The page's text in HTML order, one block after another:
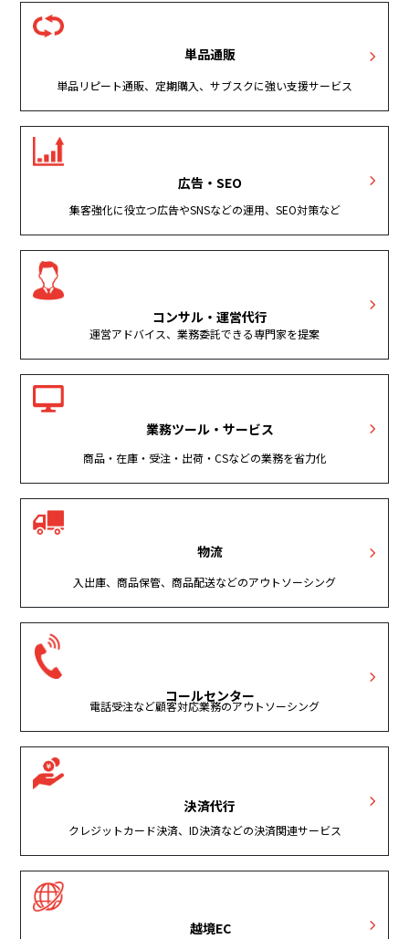
単品通販
単品リピート通販、定期購入、サブスクに強い支援サービス
広告・SEO
集客強化に役立つ広告やSNSなどの運用、SEO対策など
コンサル・運営代行
運営アドバイス、業務委託できる専門家を提案
業務ツール・サービス
商品・在庫・受注・出荷・CSなどの業務を省力化
物流
入出庫、商品保管、商品配送などのアウトソーシング
コールセンター
電話受注など顧客対応業務のアウトソーシング
決済代行
クレジットカード決済、ID決済などの決済関連サービス
越境EC